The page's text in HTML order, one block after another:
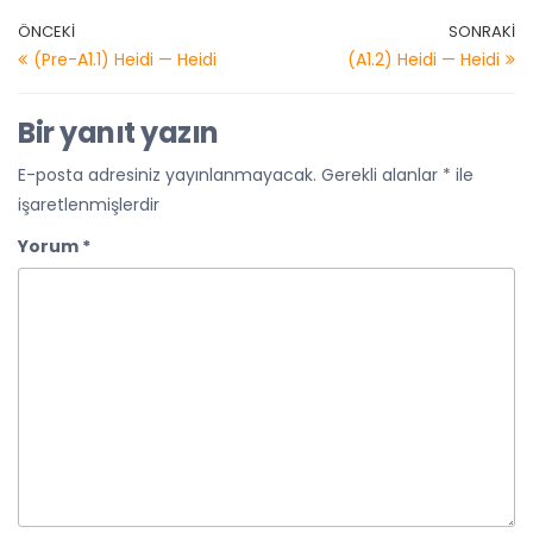
ÖNCEKI
(Pre-A1.1) Heidi — Heidi
SONRAKI
(A1.2) Heidi — Heidi
Bir yanıt yazın
E-posta adresiniz yayınlanmayacak. Gerekli alanlar * ile
işaretlenmişlerdir
Yorum *